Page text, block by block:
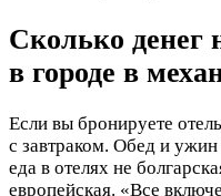
Сколько денег
в городе в
Если вы бронируете
с завтраком. Обед и ужин
еда в отелях не
европейская. «Все